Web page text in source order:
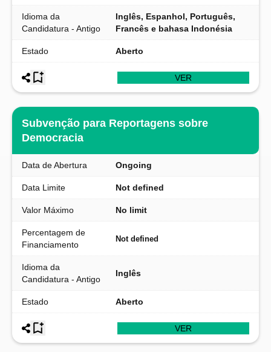
Idioma da
Candidatura - Antigo
Inglês, Espanhol, Português,
Francês e bahasa Indonésia
Estado Aberto
VER
Subvenção para Reportagens sobre
Democracia
Data de Abertura Ongoing
Data Limite Not defined
Valor Máximo No limit
Percentagem de
Financiamento
Not defined
Idioma da
Candidatura - Antigo
Inglês
Estado Aberto
VER